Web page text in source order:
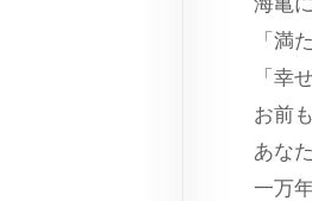
「満
「幸
お前
あな
一万